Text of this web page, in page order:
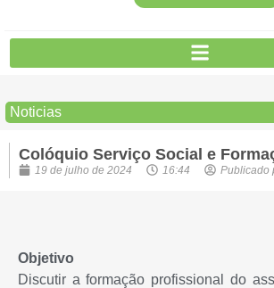
Noticias
Colóquio Serviço Social e
19 de julho de 2024 16:44 Publicado
Objetivo
Discutir a formação profissional do